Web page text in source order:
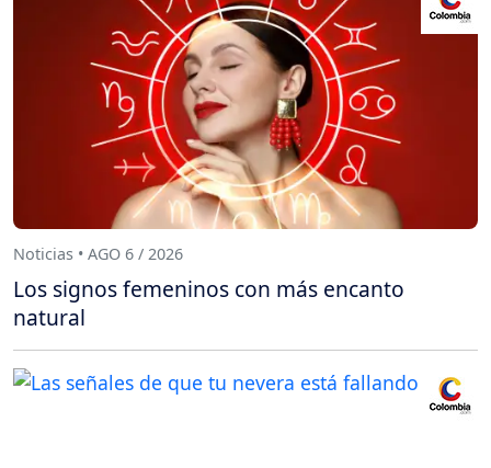
Noticias • AGO 6 / 2026
Los signos femeninos con más encanto
natural